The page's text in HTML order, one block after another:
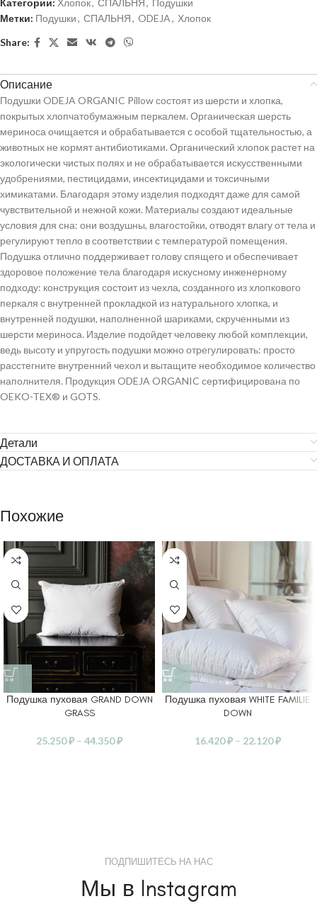
Категории: Хлопок, СПАЛЬНЯ, Подушки
Метки: Подушки, СПАЛЬНЯ, ODEJA, Хлопок
Share:
Описание
Подушки ODEJA ORGANIC Pillow состоят из шерсти и хлопка,
покрытых хлопчатобумажным перкалем. Органическая шерсть
мериноса очищается и обрабатывается с особой тщательностью, а
животных не кормят антибиотиками. Органический хлопок растет на
экологически чистых полях и не обрабатывается искусственными
удобрениями, пестицидами, инсектицидами и токсичными
химикатами. Благодаря этому изделия подходят даже для самой
чувствительной и нежной кожи. Материалы создают идеальные
условия для сна: они воздушны, влагостойки, отводят влагу от тела и
регулируют тепло в соответствии с температурой помещения.
Подушка отлично поддерживает голову спящего и обеспечивает
здоровое положение тела благодаря искусному инженерному
подходу: конструкция состоит из чехла, созданного из хлопкового
перкаля с внутренней прокладкой из натурального хлопка, и
внутренней подушки, наполненной шариками, скрученными из
шерсти мериноса. Изделие подойдет человеку любой комплекции,
ведь высоту и упругость подушки можно отрегулировать: просто
расстегните внутренний чехол и вытащите необходимое количество
наполнителя. Продукция ODEJA ORGANIC сертифицирована по
OEKO-TEX® и GOTS.
Детали
ДОСТАВКА И ОПЛАТА
Похожие
Подушка пуховая GRAND DOWN
GRASS
25.250₽ – 44.350₽
Подушка пуховая WHITE FAMILIE
DOWN
16.420₽ – 22.120₽
ПОДПИШИТЕСЬ НА НАС
Мы в Instagram